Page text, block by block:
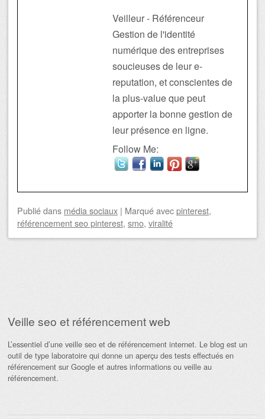
Veilleur - Référenceur
Gestion de l'identité
numérique des entreprises
soucieuses de leur e-
reputation, et conscientes de
la plus-value que peut
apporter la bonne gestion de
leur présence en ligne.
Follow Me:
Publiédans média sociaux | Marqué avecpinterest,
référencement seo pinterest, smo, viralité
Veille seo et référencement web
L’essentiel d’une veille seo et de référencement internet. Le blog est un
outil de type laboratoire qui donne un aperçu des tests effectués en
référencement sur Google et autres informations ou veille au
référencement.